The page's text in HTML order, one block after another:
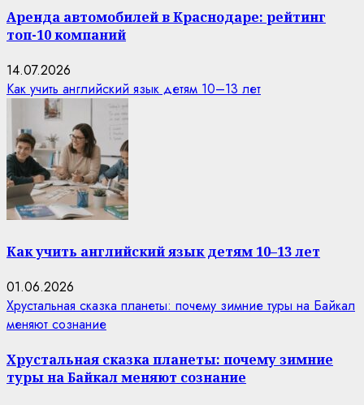
Аренда автомобилей в Краснодаре: рейтинг
топ-10 компаний
14.07.2026
Как учить английский язык детям 10–13 лет
Как учить английский язык детям 10–13 лет
01.06.2026
Хрустальная сказка планеты: почему зимние туры на Байкал
меняют сознание
Хрустальная сказка планеты: почему зимние
туры на Байкал меняют сознание